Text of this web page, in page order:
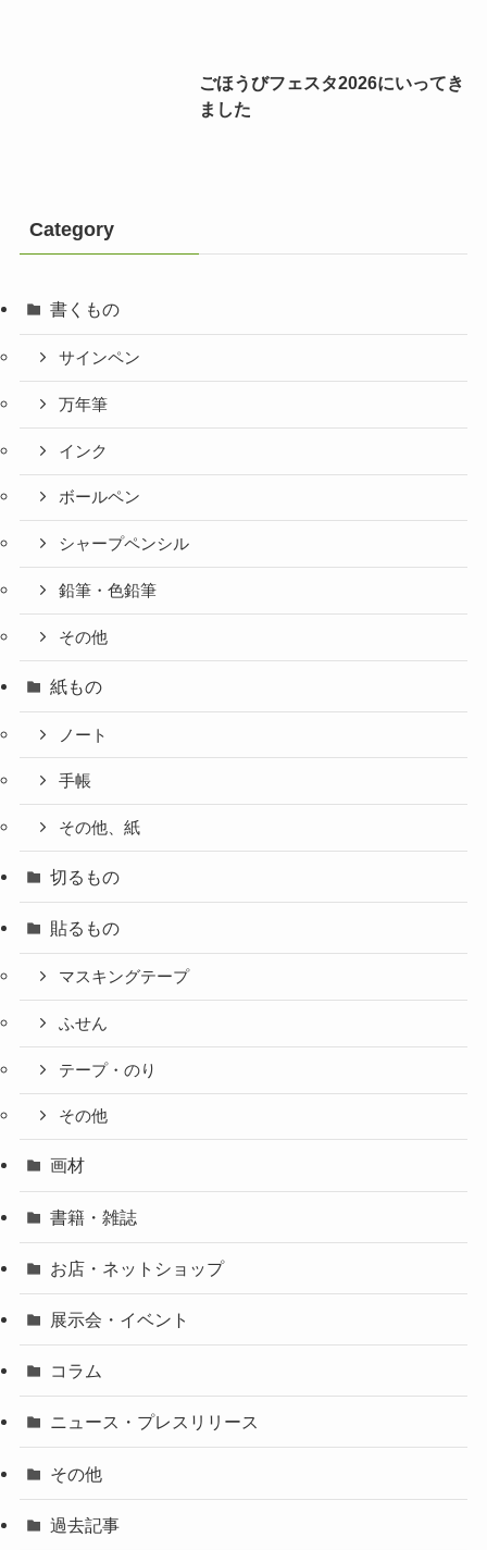
ごほうびフェスタ2026にいってき
ました
Category
書くもの
サインペン
万年筆
インク
ボールペン
シャープペンシル
鉛筆・色鉛筆
その他
紙もの
ノート
手帳
その他、紙
切るもの
貼るもの
マスキングテープ
ふせん
テープ・のり
その他
画材
書籍・雑誌
お店・ネットショップ
展示会・イベント
コラム
ニュース・プレスリリース
その他
過去記事